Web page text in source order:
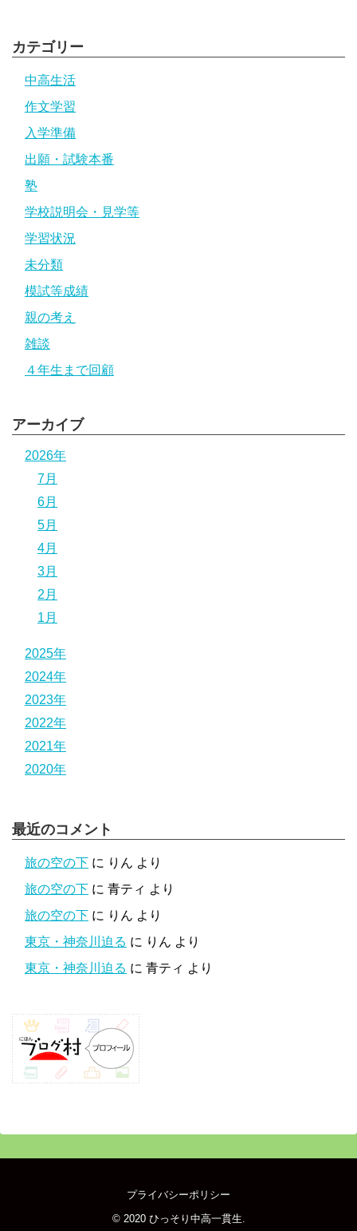
カテゴリー
中高生活
作文学習
入学準備
出願・試験本番
塾
学校説明会・見学等
学習状況
未分類
模試等成績
親の考え
雑談
４年生まで回顧
アーカイブ
2026年
7月
6月
5月
4月
3月
2月
1月
2025年
2024年
2023年
2022年
2021年
2020年
最近のコメント
旅の空の下 に りん より
旅の空の下 に 青ティ より
旅の空の下 に りん より
東京・神奈川迫る に りん より
東京・神奈川迫る に 青ティ より
プライバシーポリシー
© 2020 ひっそり中高一貫生